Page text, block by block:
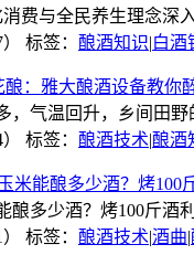
费与全民养生理念深
标签： 酿酒知识|白酒
：雅大酿酒设备教你
，气温回升，乡间田
标签： 酿酒技术|酿酒
米能酿多少酒？烤100
酿多少酒？烤100斤酒
标签： 酿酒技术|酒曲|